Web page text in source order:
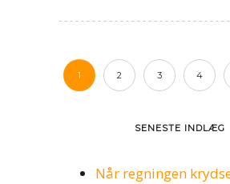
1 2 3 4
SENESTE INDLÆG
Når regningen